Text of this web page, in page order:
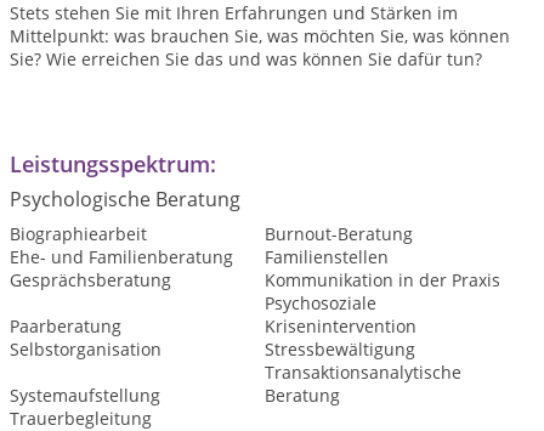
Stets stehen Sie mit Ihren Erfahrungen und Stärken im
Mittelpunkt: was brauchen Sie, was möchten Sie, was können
Sie? Wie erreichen Sie das und was können Sie dafür tun?
Leistungsspektrum:
Psychologische Beratung
Biographiearbeit
Burnout-Beratung
Ehe- und Familienberatung
Familienstellen
Gesprächsberatung
Kommunikation in der Praxis
Paarberatung
Psychosoziale
Krisenintervention
Selbstorganisation
Stressbewältigung
Systemaufstellung
Transaktionsanalytische
Beratung
Trauerbegleitung